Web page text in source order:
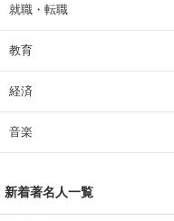
就職・転職
教育
経済
音楽
新着著名人一覧